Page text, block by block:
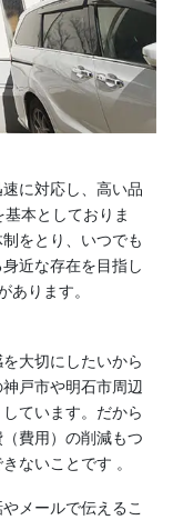
に対応し、高い品
本としておりま
をとり、いつでも
近な存在を目指し
あります。
大切にしたいから
戸市や明石市周辺
ています。だから
費用）の削減もつ
ないことです 。
メールで伝えるこ